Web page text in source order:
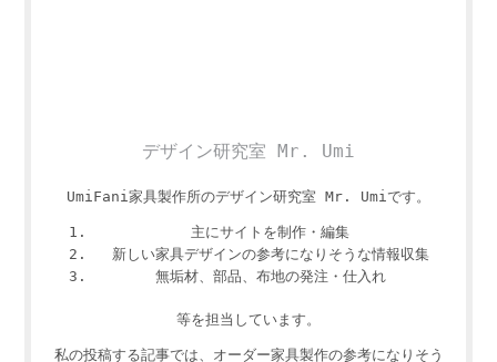
デザイン研究室 Mr. Umi
UmiFani家具製作所のデザイン研究室 Mr. Umiです。
主にサイトを制作・編集
新しい家具デザインの参考になりそうな情報収集
無垢材、部品、布地の発注・仕入れ
等を担当しています。
私の投稿する記事では、オーダー家具製作の参考になりそう